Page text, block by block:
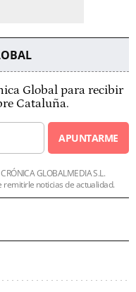
Global para recibir
Cataluña.
APUNTARME
GLOBALMEDIA S.L.
noticias de actualidad.